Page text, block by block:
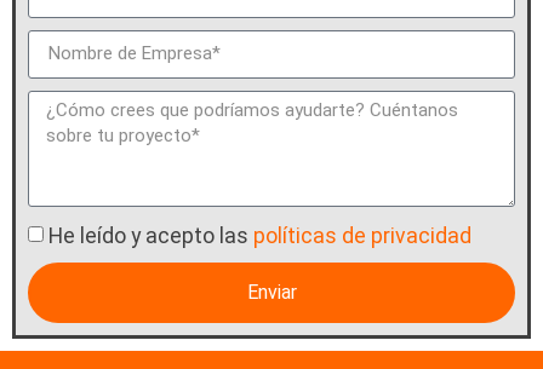
He leído y acepto las políticas de privacidad
Enviar